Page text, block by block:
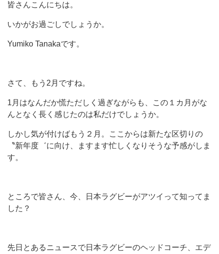
皆さんこんにちは。
いかがお過ごしでしょうか。
Yumiko Tanakaです。
さて、もう2月ですね。
1月はなんだか慌ただしく過ぎながらも、この１カ月がな
んとなく長く感じたのは私だけでしょうか。
しかし気が付けばもう２月。ここからは新たな区切りの
〝新年度゛に向け、ますます忙しくなりそうな予感がしま
す。
ところで皆さん、今、日本ラグビーがアツイって知ってま
した？
先日とあるニュースで日本ラグビーのヘッドコーチ、エデ